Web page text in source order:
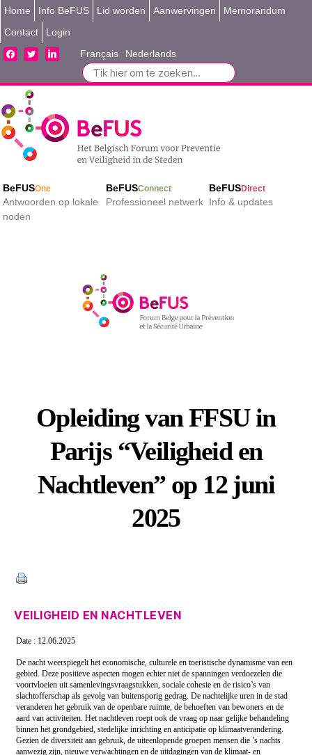
Home Info BeFUS Lid worden Aanwervingen
Memorandum
Contact
Login
facebooktwitterlinkedin Français Nederlands
Search
for:
BeFUSOne
Antwoorden op lokale
noden
BeFUSConnect
Professioneel netwerk
BeFUSDirect
Info & updates
Opleiding van FFSU in
Parijs “Veiligheid en
Nachtleven” op 12 juni
2025
VEILIGHEID EN NACHTLEVEN
Date : 12.06.2025
De nacht weerspiegelt het economische, culturele en toeristische dynamisme van een
gebied. Deze positieve aspecten mogen echter niet de spanningen verdoezelen die
voortvloeien uit samenlevingsvraagstukken, sociale cohesie en de risico’s van
slachtofferschap als gevolg van buitensporig gedrag. De nachtelijke uren in de stad
veranderen het gebruik van de openbare ruimte, de behoeften van bewoners en de
aard van activiteiten. Het nachtleven roept ook de vraag op naar gelijke behandeling
binnen het grondgebied, stedelijke inrichting en anticipatie op klimaatverandering.
Gezien de diversiteit aan gebruik, de uiteenlopende groepen mensen die ’s nachts
aanwezig zijn, nieuwe verwachtingen en de uitdagingen van de klimaat- en